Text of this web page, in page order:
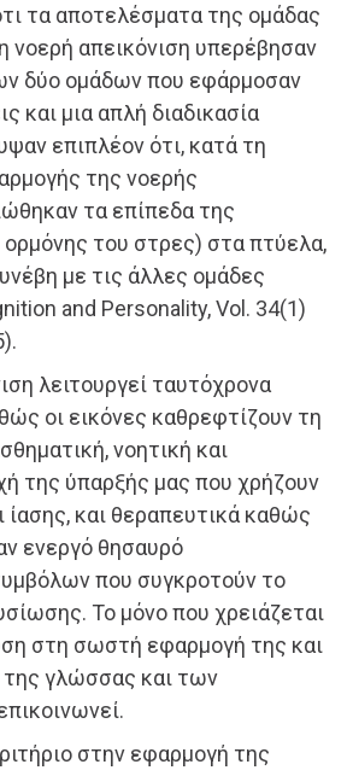
τα αποτελέσματα της ομάδας
νοερή απεικόνιση υπερέβησαν
δύο ομάδων που εφάρμοσαν
και μια απλή διαδικασία
επιπλέον ότι, κατά τη
της νοερής
τα επίπεδα της
ορμόνης του στρες) στα πτύελα,
με τις άλλες ομάδες
and Personality, Vol. 34(1)
λειτουργεί ταυτόχρονα
οι εικόνες καθρεφτίζουν τη
νοητική και
της ύπαρξής μας που χρήζουν
ίασης, και θεραπευτικά καθώς
ενεργό θησαυρό
που συγκροτούν το
Το μόνο που χρειάζεται
στη σωστή εφαρμογή της και
γλώσσας και των
στην εφαρμογή της